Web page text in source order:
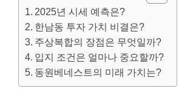
2025년 시세 예측은?
한남동 투자 가치 비결은?
주상복합의 장점은 무엇일까?
입지 조건은 얼마나 중요할까?
동원베네스트의 미래 가치는?